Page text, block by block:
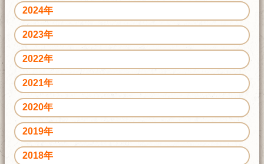
2024年
2023年
2022年
2021年
2020年
2019年
2018年